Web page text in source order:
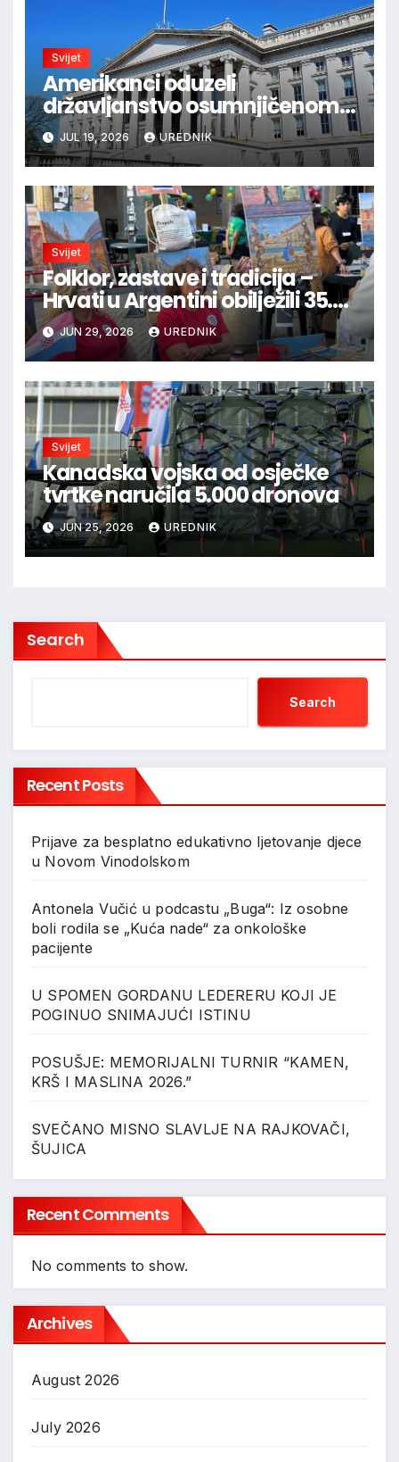
Svijet
Amerikanci oduzeli
državljanstvo osumnjičenom
za ratne zločine u BiH
JUL 19, 2026 UREDNIK
Svijet
Folklor, zastave i tradicija –
Hrvati u Argentini obilježili 35.
obljetnicu hrvatske neovisnosti
JUN 29, 2026 UREDNIK
Svijet
Kanadska vojska od osječke
tvrtke naručila 5.000 dronova
JUN 25, 2026 UREDNIK
Search
Search
Recent Posts
Prijave za besplatno edukativno ljetovanje djece
u Novom Vinodolskom
Antonela Vučić u podcastu „Buga“: Iz osobne
boli rodila se „Kuća nade“ za onkološke
pacijente
U SPOMEN GORDANU LEDERERU KOJI JE
POGINUO SNIMAJUĆI ISTINU
POSUŠJE: MEMORIJALNI TURNIR “KAMEN,
KRŠ I MASLINA 2026.”
SVEČANO MISNO SLAVLJE NA RAJKOVAČI,
ŠUJICA
Recent Comments
No comments to show.
Archives
August 2026
July 2026